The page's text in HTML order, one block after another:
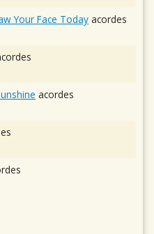
Your Face Today acordes
acordes